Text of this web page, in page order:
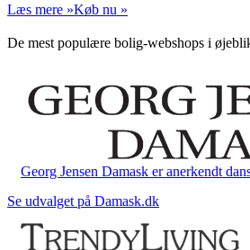
Læs mere »Køb nu »
De mest populære bolig-webshops i
Georg Jensen Damask er anerkendt
Se udvalget på Damask.dk